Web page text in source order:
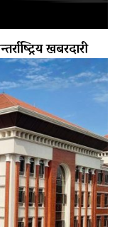
खबरदारी